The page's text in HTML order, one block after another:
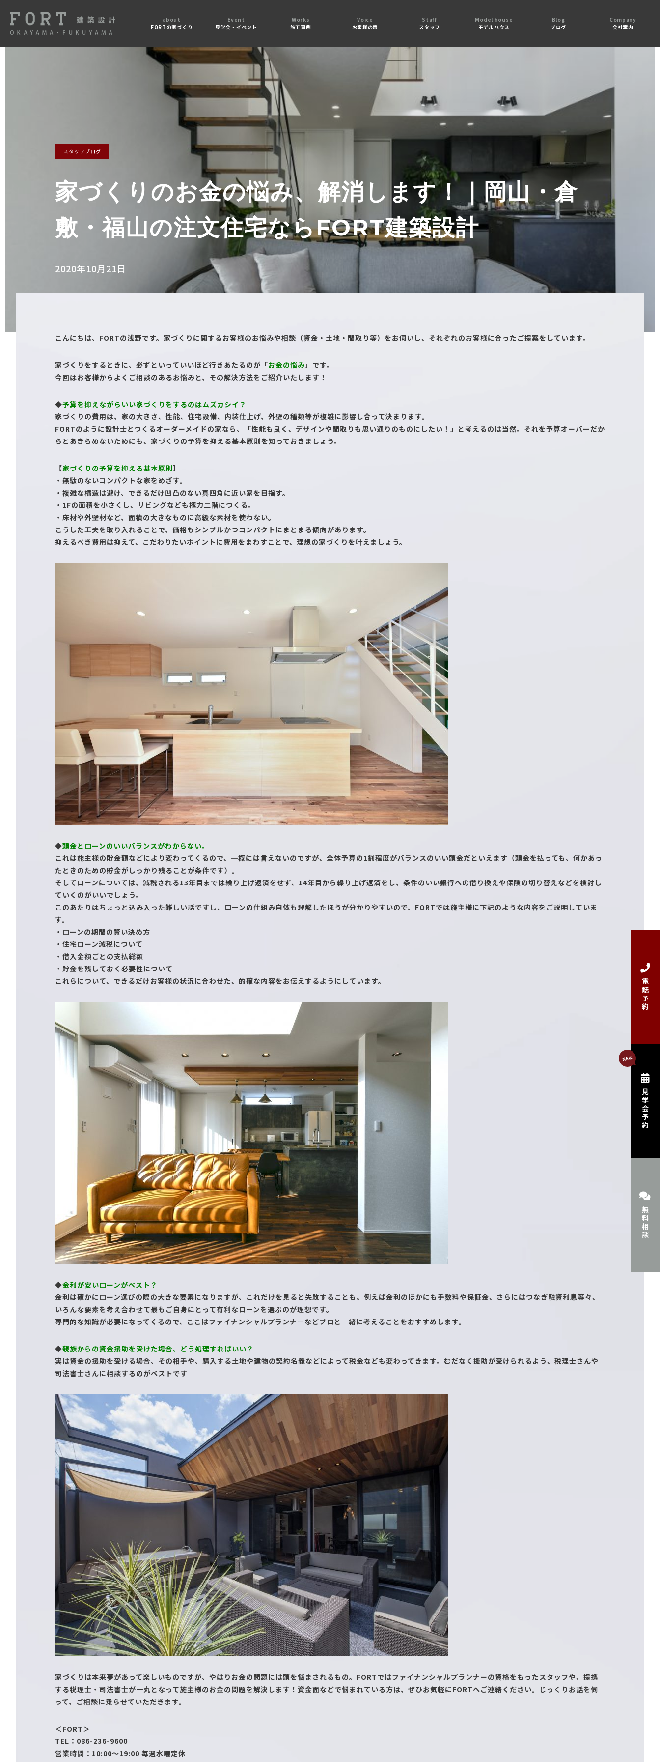
about
FORTの家づくり
Event
見学会・イベント
Works
施工事例
Voice
お客様の声
Staff
スタッフ
Model house
モデルハウス
Blog
ブログ
Company
会社案内
スタッフブログ
家づくりのお金の悩み、解消します！｜岡山・倉
敷・福山の注文住宅ならFORT建築設計
2020年10月21日
こんにちは、FORTの浅野です。家づくりに関するお客様のお悩みや相談（資金・土地・間取り等）をお伺いし、それぞれのお客様に合ったご提案をしています。
家づくりをするときに、必ずといっていいほど行きあたるのが「お金の悩み」です。
今回はお客様からよくご相談のあるお悩みと、その解決方法をご紹介いたします！
◆予算を抑えながらいい家づくりをするのはムズカシイ？
家づくりの費用は、家の大きさ、性能、住宅設備、内装仕上げ、外壁の種類等が複雑に影響し合って決まります。
FORTのように設計士とつくるオーダーメイドの家なら、「性能も良く、デザインや間取りも思い通りのものにしたい！」と考えるのは当然。それを予算オーバーだか
らとあきらめないためにも、家づくりの予算を抑える基本原則を知っておきましょう。
【家づくりの予算を抑える基本原則】
・無駄のないコンパクトな家をめざす。
・複雑な構造は避け、できるだけ凹凸のない真四角に近い家を目指す。
・1Fの面積を小さくし、リビングなども極力二階につくる。
・床材や外壁材など、面積の大きなものに高級な素材を使わない。
こうした工夫を取り入れることで、価格もシンプルかつコンパクトにまとまる傾向があります。
抑えるべき費用は抑えて、こだわりたいポイントに費用をまわすことで、理想の家づくりを叶えましょう。
◆頭金とローンのいいバランスがわからない。
これは施主様の貯金額などにより変わってくるので、一概には言えないのですが、全体予算の1割程度がバランスのいい頭金だといえます（頭金を払っても、何かあっ
たときのための貯金がしっかり残ることが条件です）。
そしてローンについては、減税される13年目までは繰り上げ返済をせず、14年目から繰り上げ返済をし、条件のいい銀行への借り換えや保険の切り替えなどを検討し
ていくのがいいでしょう。
このあたりはちょっと込み入った難しい話ですし、ローンの仕組み自体も理解したほうが分かりやすいので、FORTでは施主様に下記のような内容をご説明していま
す。
・ローンの期間の賢い決め方
・住宅ローン減税について
・借入金額ごとの支払総額
・貯金を残しておく必要性について
これらについて、できるだけお客様の状況に合わせた、的確な内容をお伝えするようにしています。
◆金利が安いローンがベスト？
金利は確かにローン選びの際の大きな要素になりますが、これだけを見ると失敗することも。例えば金利のほかにも手数料や保証金、さらにはつなぎ融資利息等々、
いろんな要素を考え合わせて最もご自身にとって有利なローンを選ぶのが理想です。
専門的な知識が必要になってくるので、ここはファイナンシャルプランナーなどプロと一緒に考えることをおすすめします。
◆親族からの資金援助を受けた場合、どう処理すればいい？
実は資金の援助を受ける場合、その相手や、購入する土地や建物の契約名義などによって税金なども変わってきます。むだなく援助が受けられるよう、税理士さんや
司法書士さんに相談するのがベストです
家づくりは本来夢があって楽しいものですが、やはりお金の問題には頭を悩まされるもの。FORTではファイナンシャルプランナーの資格をもったスタッフや、提携
する税理士・司法書士が一丸となって施主様のお金の問題を解決します！資金面などで悩まれている方は、ぜひお気軽にFORTへご連絡ください。じっくりお話を伺
って、ご相談に乗らせていただきます。
＜FORT＞
TEL：086-236-9600
営業時間：10:00～19:00 毎週水曜定休
電話予約
見学会予約
無料相談